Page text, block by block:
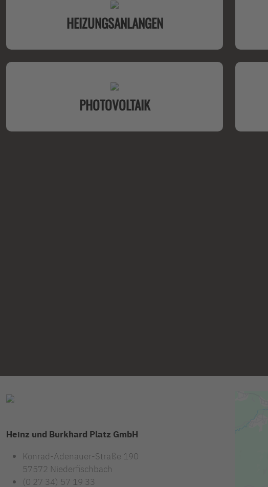
HEIZUNGSANLANGEN
PHOTOVOLTAIK
Heinz und Burkhard Platz GmbH
Konrad-Adenauer-Straße 190
57572 Niederfischbach
(0 27 34) 57 19 33